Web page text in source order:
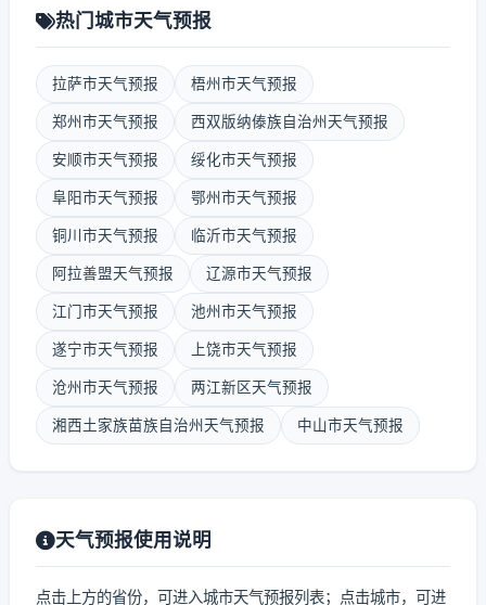
热门城市天气预报
拉萨市天气预报 梧州市天气预报
郑州市天气预报 西双版纳傣族自治州天气预报
安顺市天气预报 绥化市天气预报
阜阳市天气预报 鄂州市天气预报
铜川市天气预报 临沂市天气预报
阿拉善盟天气预报 辽源市天气预报
江门市天气预报 池州市天气预报
遂宁市天气预报 上饶市天气预报
沧州市天气预报 两江新区天气预报
湘西土家族苗族自治州天气预报 中山市天气预报
天气预报使用说明
点击上方的省份，可进入城市天气预报列表；点击城市，可进